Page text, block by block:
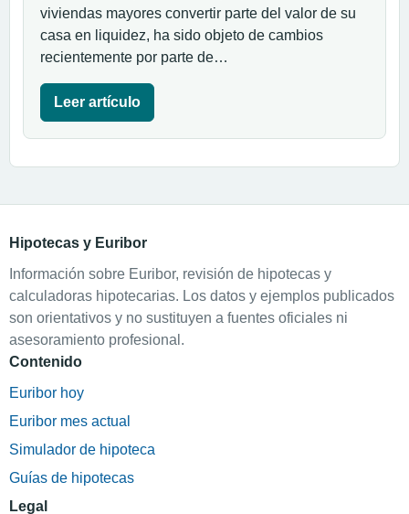
viviendas mayores convertir parte del valor de su
casa en liquidez, ha sido objeto de cambios
recientemente por parte de…
Leer artículo
Hipotecas y Euribor
Información sobre Euribor, revisión de hipotecas y
calculadoras hipotecarias. Los datos y ejemplos publicados
son orientativos y no sustituyen a fuentes oficiales ni
asesoramiento profesional.
Contenido
Euribor hoy
Euribor mes actual
Simulador de hipoteca
Guías de hipotecas
Legal